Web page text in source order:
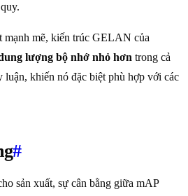
mẽ, kiến trúc GELAN của
lượng bộ nhớ nhỏ hơn trong cả
luận, khiến nó đặc biệt phù hợp với các
#
sản xuất, sự cân bằng giữa mAP